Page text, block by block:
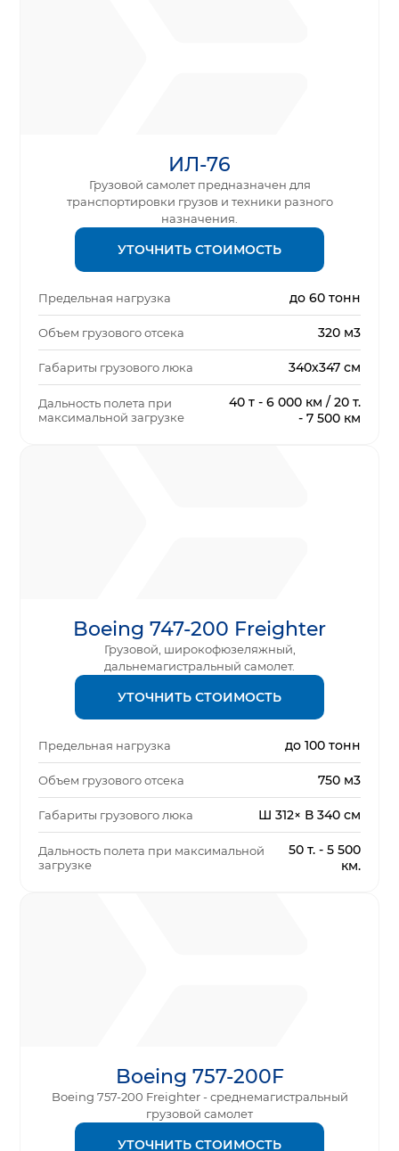
ИЛ-76
Грузовой самолет предназначен для
транспортировки грузов и техники разного
назначения.
УТОЧНИТЬ СТОИМОСТЬ
Предельная нагрузка до 60 тонн
Объем грузового отсека 320 м3
Габариты грузового люка 340х347 см
Дальность полета при
максимальной загрузке
40 т - 6 000 км / 20 т.
- 7 500 км
Boeing 747-200 Freighter
Грузовой, широкофюзеляжный,
дальнемагистральный самолет.
УТОЧНИТЬ СТОИМОСТЬ
Предельная нагрузка до 100 тонн
Объем грузового отсека 750 м3
Габариты грузового люка Ш 312× В 340 см
Дальность полета при максимальной
загрузке
50 т. - 5 500
км.
Boeing 757-200F
Boeing 757-200 Freighter - среднемагистральный
грузовой самолет
УТОЧНИТЬ СТОИМОСТЬ